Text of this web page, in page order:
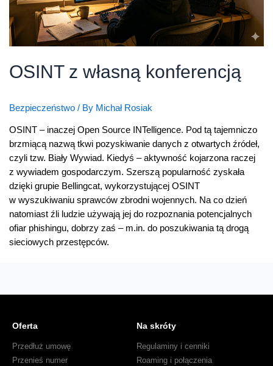
OSINT z własną konferencją
Bezpieczeństwo/ By Michał Rosiak
OSINT – inaczej Open Source INTelligence. Pod tą tajemniczo
brzmiącą nazwą tkwi pozyskiwanie danych z otwartych źródeł,
czyli tzw. Biały Wywiad. Kiedyś – aktywność kojarzona raczej
z wywiadem gospodarczym. Szerszą popularność zyskała
dzięki grupie Bellingcat, wykorzystującej OSINT
w wyszukiwaniu sprawców zbrodni wojennych. Na co dzień
natomiast źli ludzie używają jej do rozpoznania potencjalnych
ofiar phishingu, dobrzy zaś – m.in. do poszukiwania tą drogą
sieciowych przestępców.
Oferta
Przedłuż umowę
Przenieś numer
Na skróty
Regulaminy i cenniki
Roaming i połączenia